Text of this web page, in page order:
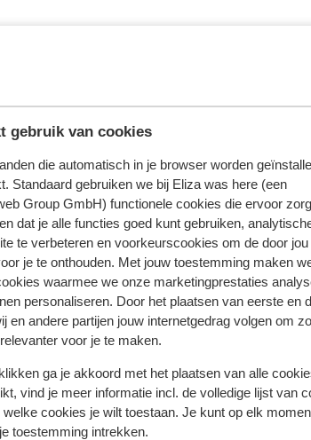
gebruik van cookies
die automatisch in je browser worden
Standaard gebruiken we bij Eliza was here (een
Group GmbH) functionele cookies die ervoor
dat je alle functies goed kunt gebruiken,
te verbeteren en voorkeurscookies om de door jou
je te onthouden. Met jouw toestemming maken
waarmee we onze marketingprestaties
personaliseren. Door het plaatsen van eerste en
en andere partijen jouw internetgedrag volgen om
voor je te maken.
ga je akkoord met het plaatsen van alle
vind je meer informatie incl. de volledige lijst van
cookies je wilt toestaan. Je kunt op elk
toestemming intrekken.
Meer over reviews